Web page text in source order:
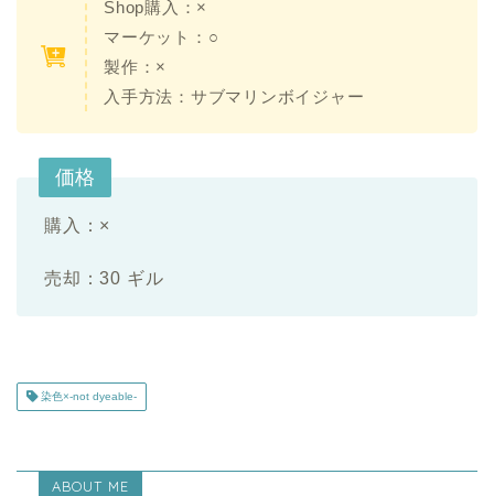
Shop購入：×
マーケット：○
製作：×
入手方法：サブマリンボイジャー
価格
購入：×
売却：30 ギル
染色×-not dyeable-
ABOUT ME